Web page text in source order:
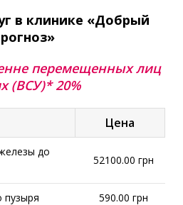
в клинике «Добрый
перемещенных лиц
(ВСУ)* 20%
Цена
до
52100.00 грн
пузыря 590.00 грн